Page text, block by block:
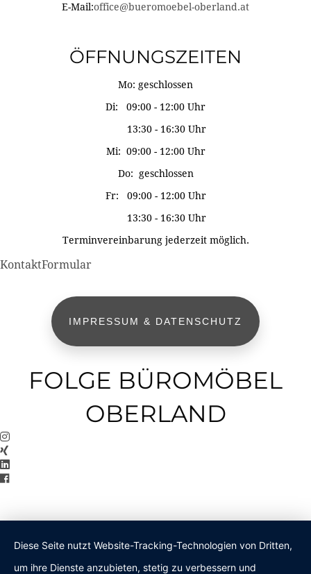
E-Mail:office@bueromoebel-oberland.at
ÖFFNUNGSZEITEN
Mo: geschlossen
Di: 09:00 - 12:00 Uhr
13:30 - 16:30 Uhr
Mi: 09:00 - 12:00 Uhr
Do: geschlossen
Fr: 09:00 - 12:00 Uhr
13:30 - 16:30 Uhr
Terminvereinbarung jederzeit möglich.
KontaktFormular
IMPRESSUM & DATENSCHUTZ
FOLGE BÜROMÖBEL
OBERLAND
Diese Seite nutzt Website-Tracking-Technologien von Dritten,
um ihre Dienste anzubieten, stetig zu verbessern und